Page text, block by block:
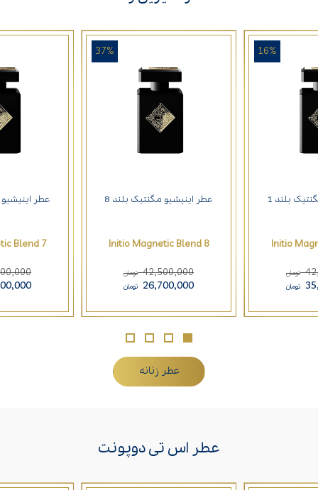
16%
بلند 1
Initio
تومان
تومان
37%
عطر اینیشیو مگنتیک بلند 8
Initio Magnetic Blend 8
42,500,000 تومان
26,700,000 تومان
عطر
Blend 7
عطر زنانه
عطر اس تی دوپونت